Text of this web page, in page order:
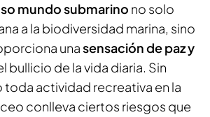
mundo submarino no solo
a la biodiversidad marina, sino
unasensación de paz y
bullicio de la vida diaria. Sin
actividad recreativa en la
conlleva ciertos riesgos que